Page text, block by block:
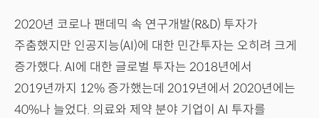
2020년 코로나 팬데믹 속 연구개발(R&D) 투자가
주춤했지만 인공지능(AI)에 대한 민간투자는 오히려 크게
증가했다. AI에 대한 글로벌 투자는 2018년에서
2019년까지 12% 증가했는데 2019년에서 2020년에는
40%나 늘었다. 의료와 제약 분야 기업이 AI 투자를